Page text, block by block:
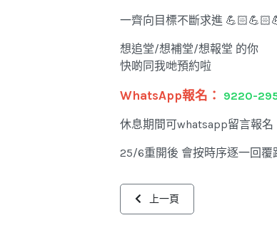
一齊向目標不斷求進
想追堂/想補堂/想報堂 的你
快啲同我哋預約啦
WhatsApp報名： 9220-
休息期間可whatsapp留言報名
25/6重開後 會按時序逐一回覆
上一篇文章: 化學常規課程: 11/8
上一頁